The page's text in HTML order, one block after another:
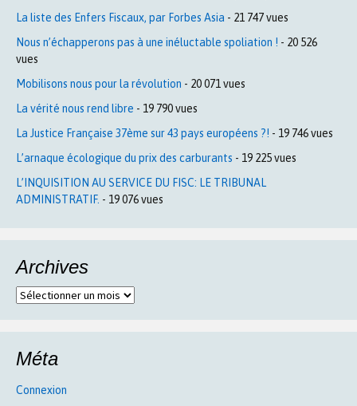
La liste des Enfers Fiscaux, par Forbes Asia - 21 747 vues
Nous n’échapperons pas à une inéluctable spoliation ! - 20 526
vues
Mobilisons nous pour la révolution - 20 071 vues
La vérité nous rend libre - 19 790 vues
La Justice Française 37ème sur 43 pays européens ?! - 19 746 vues
L’arnaque écologique du prix des carburants - 19 225 vues
L’INQUISITION AU SERVICE DU FISC: LE TRIBUNAL
ADMINISTRATIF. - 19 076 vues
Archives
Archives
Méta
Connexion